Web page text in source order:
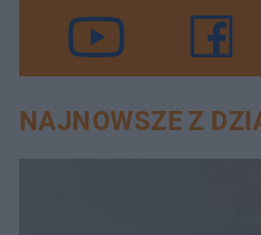
NAJNOWSZE Z